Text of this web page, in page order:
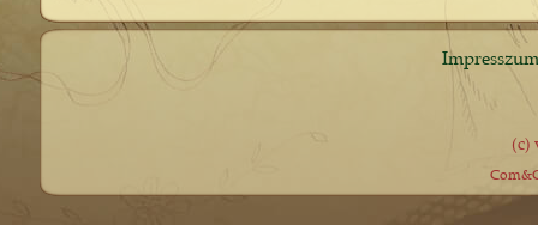
Impresszum
(c)